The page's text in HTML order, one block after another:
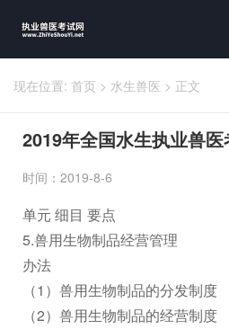
现在位置: 首页 > 水生兽医 > 正文
2019年全国水生执业兽
时间：2019-8-6
单元 细目 要点
5.兽用生物制品经营管理
办法
（1）兽用生物制品的分发制度
（2）兽用生物制品的经营制度